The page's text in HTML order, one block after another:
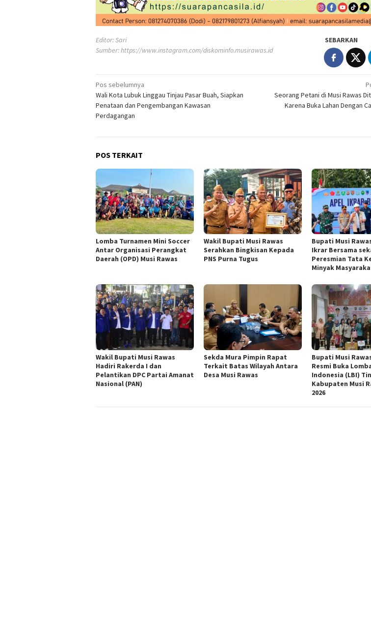
Editor: Sari
Sumber:https://www.instagram.com/diskominfo.musirawas.id
SEBARKAN
Navigasi
pos
Pos sebelumnya
Wali Kota Lubuk Linggau Tinjau Pasar Buah, Siapkan
Penataan dan Pengembangan Kawasan
Perdagangan
Seorang Petani di Musi Rawas
Karena Buka Lahan Dengan
POS TERKAIT
Lomba Turnamen Mini Soccer
Antar Organisasi Perangkat
Daerah (OPD) Musi Rawas
Wakil Bupati Musi Rawas
Serahkan Bingkisan Kepada
PNS Purna Tugus
Bupati Musi
Ikrar Bersama
Peresmian Tata
Minyak
Wakil Bupati Musi Rawas
Hadiri Rakerda I dan
Pelantikan DPC Partai Amanat
Nasional (PAN)
Sekda Mura Pimpin Rapat
Terkait Batas Wilayah Antara
Desa Musi Rawas
Bupati Musi
Resmi Buka
Indonesia (LBI)
Kabupaten Musi
2026